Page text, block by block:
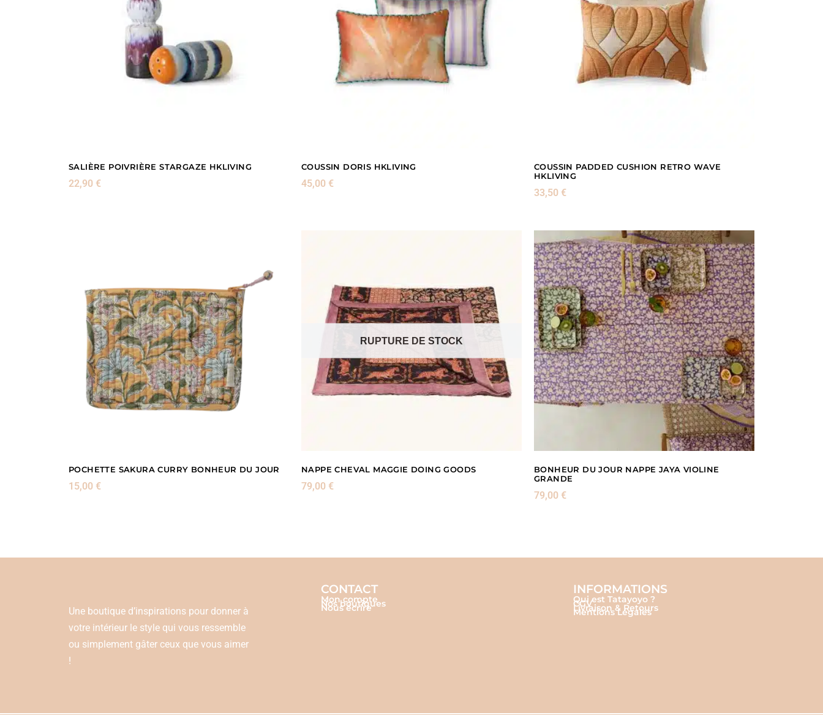
SALIÈRE POIVRIÈRE STARGAZE HKLIVING
22,90 €
COUSSIN DORIS HKLIVING
45,00 €
COUSSIN PADDED CUSHION RETRO WAVE
HKLIVING
33,50 €
POCHETTE SAKURA CURRY BONHEUR DU JOUR
15,00 €
RUPTURE DE STOCK
NAPPE CHEVAL MAGGIE DOING GOODS
79,00 €
BONHEUR DU JOUR NAPPE JAYA VIOLINE
GRANDE
79,00 €
Une boutique d’inspirations pour donner à
votre intérieur le style qui vous ressemble
ou simplement gâter ceux que vous aimer
!
CONTACT
Mon compte
Nos boutiques
Nous écrire
INFORMATIONS
Qui est Tatayoyo ?
CGV
Livraison & Retours
Mentions Légales